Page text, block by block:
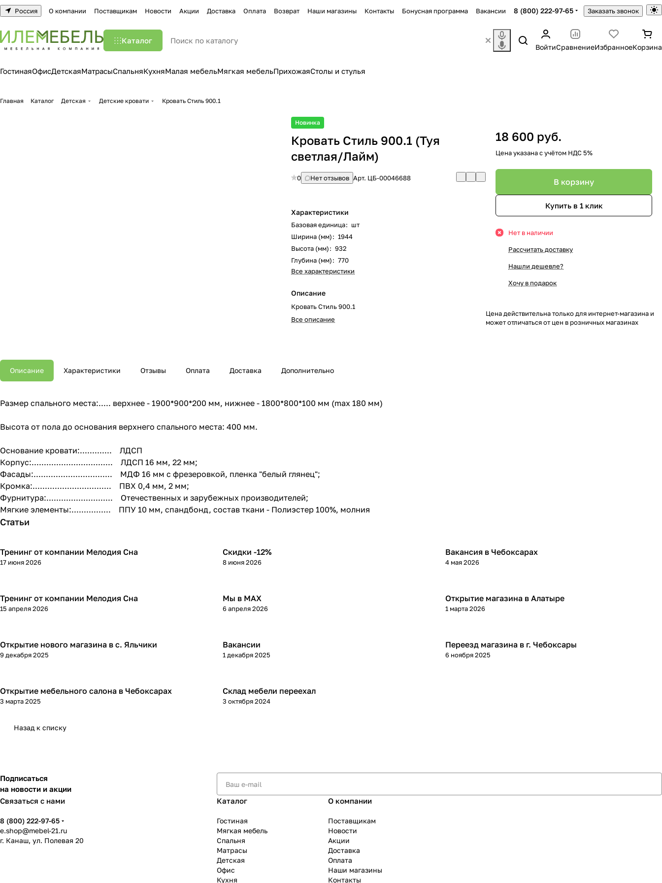
Россия О компании Поставщикам Новости Акции Доставка Оплата Возврат Наши магазины Контакты Бонусная программа Вакансии 8 (800) 222-97-65 Заказать звонок
Каталог
ВойтиСравнениеИзбранноеКорзина
ГостинаяОфисДетскаяМатрасыСпальняКухняМалая мебельМягкая мебельПрихожаяСтолы и стулья
Главная Каталог Детская Детские кровати Кровать Стиль 900.1
Новинка
Кровать Стиль 900.1 (Туя
светлая/Лайм)
0 Нет отзывов Арт. ЦБ-00046688
Характеристики
Базовая единица: шт
Ширина (мм): 1944
Высота (мм): 932
Глубина (мм): 770
Все характеристики
Описание
Кровать Стиль 900.1
Все описание
18 600 руб.
Цена указана с учётом НДС 5%
В корзину
Купить в 1 клик
Нет в наличии
Рассчитать доставку
Нашли дешевле?
Хочу в подарок
Цена действительна только для интернет-магазина и
может отличаться от цен в розничных магазинах
Описание Характеристики Отзывы Оплата Доставка Дополнительно
Размер спального места:..... верхнее - 1900*900*200 мм, нижнее - 1800*800*100 мм (max 180 мм)
Высота от пола до основания верхнего спального места: 400 мм.
Основание кровати:............. ЛДСП
Корпус:................................. ЛДСП 16 мм, 22 мм;
Фасады:................................ МДФ 16 мм с фрезеровкой, пленка "белый глянец";
Кромка:................................ ПВХ 0,4 мм, 2 мм;
Фурнитура:........................... Отечественных и зарубежных производителей;
Мягкие элементы:................ ППУ 10 мм, спандбонд, состав ткани - Полиэстер 100%, молния
Статьи
Тренинг от компании Мелодия Сна
17 июня 2026
Скидки -12%
8 июня 2026
Вакансия в Чебоксарах
4 мая 2026
Тренинг от компании Мелодия Сна
15 апреля 2026
Мы в МАХ
6 апреля 2026
Открытие магазина в Алатыре
1 марта 2026
Открытие нового магазина в с. Яльчики
9 декабря 2025
Вакансии
1 декабря 2025
Переезд магазина в г. Чебоксары
6 ноября 2025
Открытие мебельного салона в Чебоксарах
3 марта 2025
Склад мебели переехал
3 октября 2024
Назад к списку
Подписаться
на новости и акции
Связаться с нами
8 (800) 222-97-65
e.shop@mebel-21.ru
г. Канаш, ул. Полевая 20
Каталог
Гостиная
Мягкая мебель
Спальня
Матрасы
Детская
Офис
Кухня
О компании
Поставщикам
Новости
Акции
Доставка
Оплата
Наши магазины
Контакты